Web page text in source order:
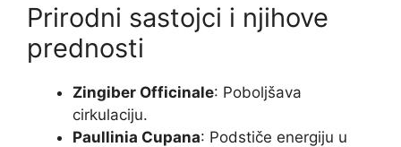
Prirodni sastojci i njihove
prednosti
Zingiber Officinale: Poboljšava
cirkulaciju.
Paullinia Cupana: Podstiče energiju u